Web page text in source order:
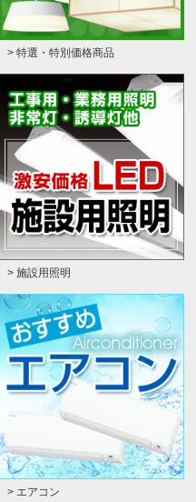
> 特選・特別価格商品
> 施設用照明
> エアコン